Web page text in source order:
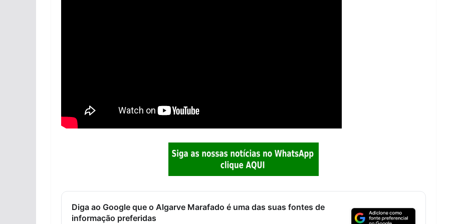
Diga ao Google que o Algarve Marafado é uma das suas fontes de
informação preferidas